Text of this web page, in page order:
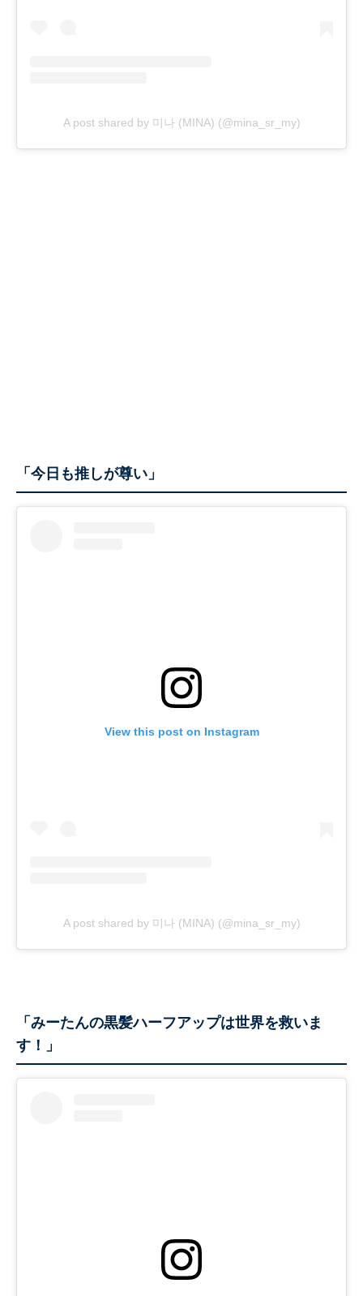
A post shared by 미나 (MINA) (@mina_sr_my)
「今日も推しが尊い」
View this post on Instagram
A post shared by 미나 (MINA) (@mina_sr_my)
「みーたんの黒髪ハーフアップは世界を救いま
す！」